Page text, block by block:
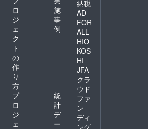
ロ
ジ
ェ
ク
ト
の
作
り
方
施
事
例
プ
ロ
ジ
ェ
統
計
デ
ー
納税
AD
FOR
ALL
HIO
KOS
HI
JFA
クラ
ウド
ファ
ン
ディ
ング